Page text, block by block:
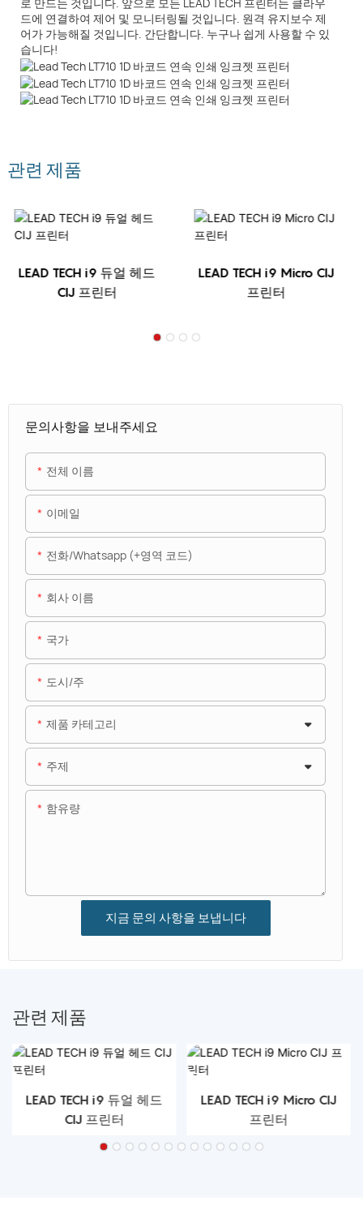
드에 연결하여 제어 및 모니터링될 것입니다. 원격 유지보수 제
어가 가능해질 것입니다. 간단합니다. 누구나 쉽게 사용할 수 있
습니다!
관련 제품
LEAD TECH i9 듀얼 헤드
CIJ 프린터
LEAD TECH i9 Micro CIJ
프린터
문의사항을 보내주세요
전체 이름
이메일
전화/whatsapp (+영역 코드)
회사 이름
국가
도시/주
제품 카테고리
주제
함유량
지금 문의 사항을 보냅니다
관련 제품
LEAD TECH i9 듀얼 헤드
CIJ 프린터
LEAD TECH i9 Micro CIJ
프린터